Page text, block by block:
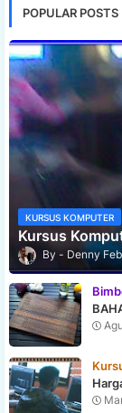
POPULAR POSTS
KURSUS KOMPUTER
Kursus
Denny